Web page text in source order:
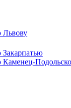
Львову
Каменец-